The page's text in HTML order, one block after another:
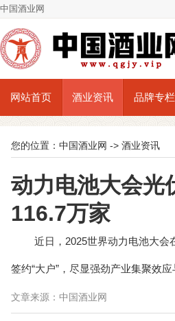
中国酒业网
网站首页 酒业资讯 品牌专栏
您的位置： 中国酒业网 -> 酒业资讯
动力电池大会光
116.7万家
近日，2025世界动力电池大会
签约“大户”，尽显强劲产业集聚效
文章来源：中国酒业网